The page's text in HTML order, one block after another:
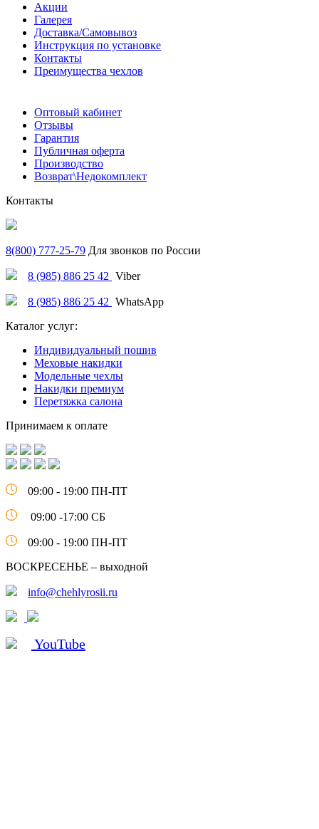
Акции
Галерея
Доставка/Самовывоз
Инструкция по установке
Контакты
Преимущества чехлов
Оптовый кабинет
Отзывы
Гарантия
Публичная оферта
Производство
Возврат\Недокомплект
Контакты
8(800) 777-25-79 Для звонков по России
8 (985) 886 25 42 Viber
8 (985) 886 25 42 WhatsApp
Каталог услуг:
Индивидуальный пошив
Меховые накидки
Модельные чехлы
Накидки премиум
Перетяжка салона
Принимаем к оплате
09:00 - 19:00 ПН-ПТ
09:00 -17:00 СБ
09:00 - 19:00 ПН-ПТ
ВОСКРЕСЕНЬЕ – выходной
info@chehlyrosii.ru
YouTube